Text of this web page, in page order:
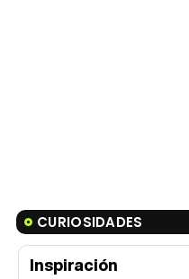
CURIOSIDADES
Inspiración